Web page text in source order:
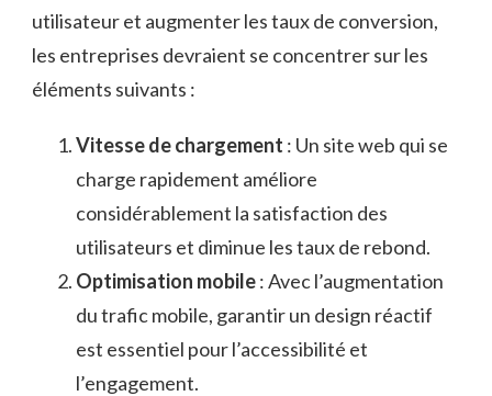
utilisateur et augmenter les taux de conversion,
les entreprises devraient se concentrer sur les
éléments suivants :
Vitesse de chargement : Un site web qui se
charge rapidement améliore
considérablement la satisfaction des
utilisateurs et diminue les taux de rebond.
Optimisation mobile: Avec l’augmentation
du trafic mobile, garantir un design réactif
est essentiel pour l’accessibilité et
l’engagement.